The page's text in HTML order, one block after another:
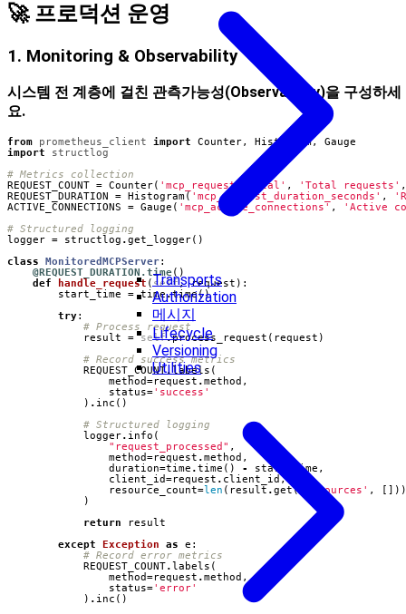
Transports
Authorization
메시지
Lifecycle
Versioning
Utilities
🚀 프로덕션 운영
1. Monitoring & Observability
시스템 전 계층에 걸친 관측가능성(Observability)을 구성하세
요.
from prometheus_client import Counter, Histogram,
Gauge
import
structlog
# Metrics collection
REQUEST_COUNT = Counter( 'mcp_requests_total' , 'Total requests' ,
REQUEST_DURATION
= Histogram( 'mcp_request_duration_seconds' ,
ACTIVE_CONNECTIONS
= Gauge ( 'mcp_active_connections' ,
'Active
# Structured logging
logger = structlog .get_logger()
class
MonitoredMCPServer:
@REQUEST_DURATION.time()
def
handle_request ( self, request ):
start_time
= time.time()
try:
# Process request
result
= self.process_request ( request )
# Record success metrics
REQUEST_COUNT. labels (
method=request .method ,
status='success'
) . inc ()
# Structured logging
logger. info (
"request_processed" ,
method=request .method ,
duration=time .time () - start_time ,
client_id=request . client_id,
resource_count=len ( result .get( 'resources' ,
[]))
)
return
result
except
Exception as e :
# Record error metrics
REQUEST_COUNT.labels (
method=request .method ,
status='error'
) . inc ()